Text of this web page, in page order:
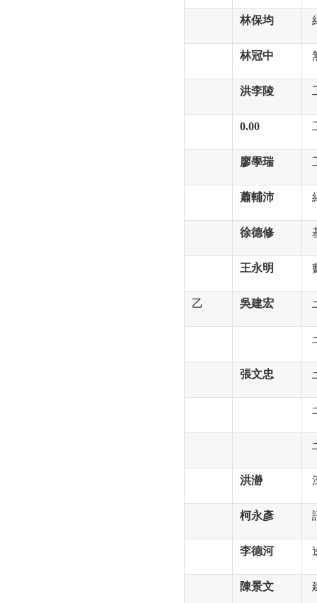
林保均
林冠中
洪李陵
0.00
廖學瑞
蕭輔沛
徐德修
王永明
乙 吳建宏
張文忠
洪瀞
柯永彥
李德河
陳景文